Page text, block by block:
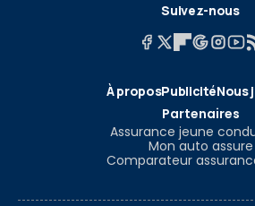
Suivez-nous
À proposPublicitéNous
Partenaires
Assurance jeune
Mon auto assure
Comparateur